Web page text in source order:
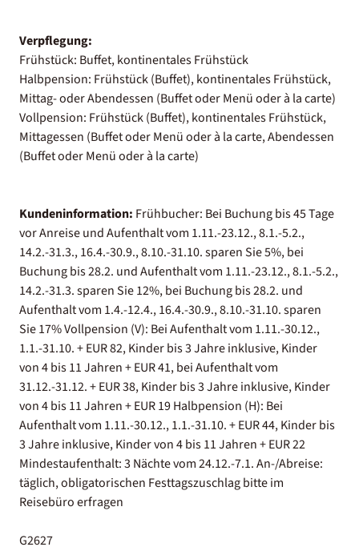
Verpflegung:
Frühstück: Buffet, kontinentales Frühstück
Halbpension: Frühstück (Buffet), kontinentales Frühstück,
Mittag- oder Abendessen (Buffet oder Menü oder à la carte)
Vollpension: Frühstück (Buffet), kontinentales Frühstück,
Mittagessen (Buffet oder Menü oder à la carte, Abendessen
(Buffet oder Menü oder à la carte)
Kundeninformation: Frühbucher: Bei Buchung bis 45 Tage
vor Anreise und Aufenthalt vom 1.11.-23.12., 8.1.-5.2.,
14.2.-31.3., 16.4.-30.9., 8.10.-31.10. sparen Sie 5%, bei
Buchung bis 28.2. und Aufenthalt vom 1.11.-23.12., 8.1.-5.2.,
14.2.-31.3. sparen Sie 12%, bei Buchung bis 28.2. und
Aufenthalt vom 1.4.-12.4., 16.4.-30.9., 8.10.-31.10. sparen
Sie 17% Vollpension (V): Bei Aufenthalt vom 1.11.-30.12.,
1.1.-31.10. + EUR 82, Kinder bis 3 Jahre inklusive, Kinder
von 4 bis 11 Jahren + EUR 41, bei Aufenthalt vom
31.12.-31.12. + EUR 38, Kinder bis 3 Jahre inklusive, Kinder
von 4 bis 11 Jahren + EUR 19 Halbpension (H): Bei
Aufenthalt vom 1.11.-30.12., 1.1.-31.10. + EUR 44, Kinder bis
3 Jahre inklusive, Kinder von 4 bis 11 Jahren + EUR 22
Mindestaufenthalt: 3 Nächte vom 24.12.-7.1. An-/Abreise:
täglich, obligatorischen Festtagszuschlag bitte im
Reisebüro erfragen
G2627